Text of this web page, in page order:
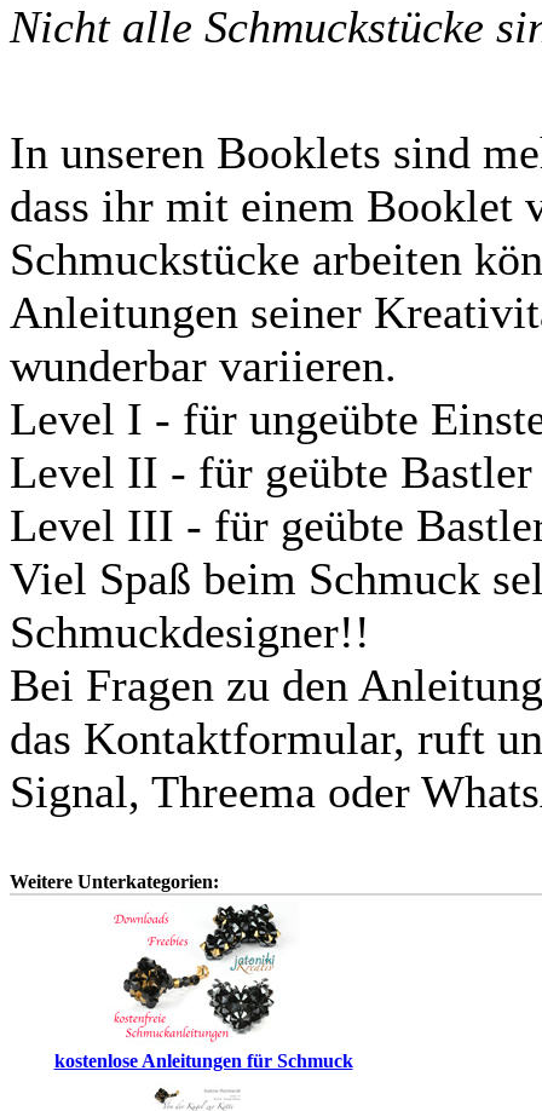
Nicht alle Schmuckstücke
In unseren Booklets sind
dass ihr mit einem Booklet
Schmuckstücke arbeiten
Anleitungen seiner
wunderbar variieren.
Level I - für ungeübte
Level II - für geübte Bastler
Level III - für geübte
Viel Spaß beim Schmuck
Schmuckdesigner!!
Bei Fragen zu den
das Kontaktformular, ruft
Signal, Threema oder
Weitere Unterkategorien:
kostenlose Anleitungen für Schmuck